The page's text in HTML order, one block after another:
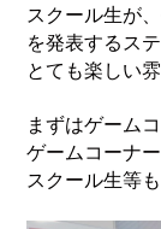
スクール生が
を発表するス
とても楽しい
まずはゲーム
ゲームコーナ
スクール生等